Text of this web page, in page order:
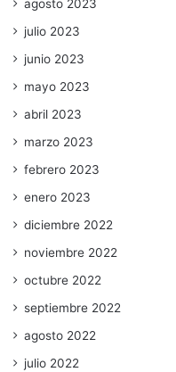
agosto 2023
julio 2023
junio 2023
mayo 2023
abril 2023
marzo 2023
febrero 2023
enero 2023
diciembre 2022
noviembre 2022
octubre 2022
septiembre 2022
agosto 2022
julio 2022